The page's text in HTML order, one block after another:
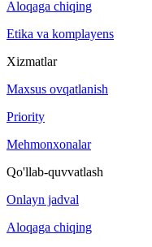
Aloqaga chiqing
Etika va komplayens
Xizmatlar
Maxsus ovqatlanish
Priority
Mehmonxonalar
Qo'llab-quvvatlash
Onlayn jadval
Aloqaga chiqing